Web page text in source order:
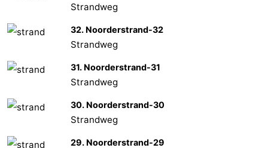
Schouwen
Strandweg
32. Noorderstrand-32
Strandweg
31. Noorderstrand-31
Strandweg
30. Noorderstrand-30
Strandweg
29. Noorderstrand-29